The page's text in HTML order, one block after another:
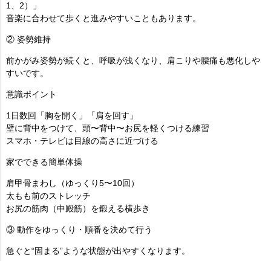
1、2）」
音楽に合わせて歩くと進みやすいこともあります。
② 姿勢維持
前かがみ姿勢が続くと、呼吸が浅くなり、肩こりや腰痛も悪化しや
すいです。
意識ポイント
1日数回「胸を開く」「肩を回す」
壁に背中をつけて、頭〜背中〜お尻を軽くつける練習
スマホ・テレビは目線の高さに近づける
家でできる簡単体操
肩甲骨まわし（ゆっくり5〜10回）
太もも前のストレッチ
お尻の筋肉（中殿筋）を鍛える横歩き
③ 動作をゆっくり・順番を決めて行う
急ぐと“固まる”ような状態が出やすくなります。